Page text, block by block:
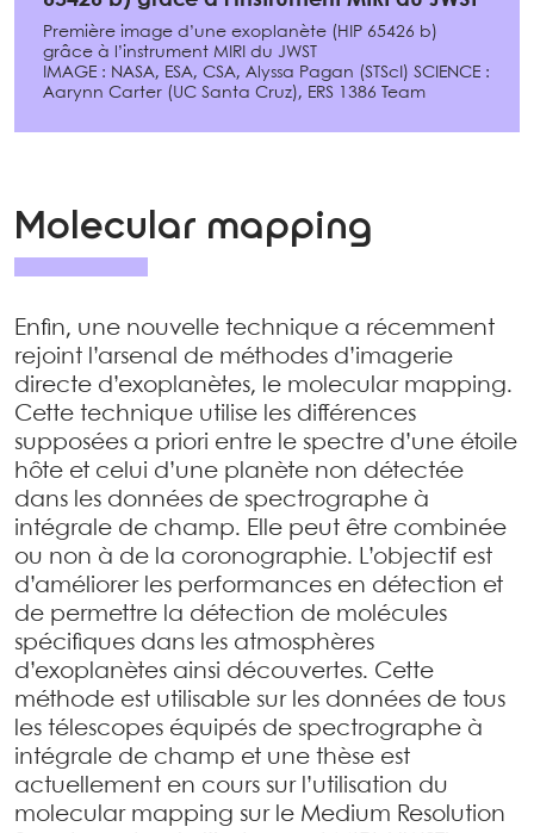
Première image d’une exoplanète (HIP 65426 b)
grâce à l’instrument MIRI du JWST
IMAGE : NASA, ESA, CSA, Alyssa Pagan (STScI) SCIENCE :
Aarynn Carter (UC Santa Cruz), ERS 1386 Team
Molecular mapping
Enfin, une nouvelle technique a récemment
rejoint l’arsenal de méthodes d’imagerie
directe d’exoplanètes, le molecular mapping.
Cette technique utilise les différences
supposées a priori entre le spectre d’une étoile
hôte et celui d’une planète non détectée
dans les données de spectrographe à
intégrale de champ. Elle peut être combinée
ou non à de la coronographie. L’objectif est
d’améliorer les performances en détection et
de permettre la détection de molécules
spécifiques dans les atmosphères
d’exoplanètes ainsi découvertes. Cette
méthode est utilisable sur les données de tous
les télescopes équipés de spectrographe à
intégrale de champ et une thèse est
actuellement en cours sur l’utilisation du
molecular mapping sur le Medium Resolution